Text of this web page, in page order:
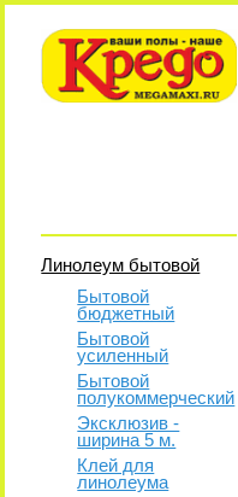
Линолеум бытовой
Бытовой
бюджетный
Бытовой
усиленный
Бытовой
полукоммерческий
Эксклюзив -
ширина 5 м.
Клей для
линолеума